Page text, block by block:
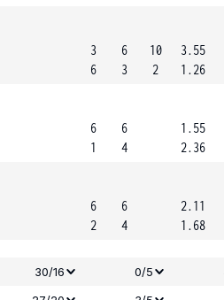
3
6
6
3
10
2
3.55
1.26
6
1
6
4
1.55
2.36
6
2
6
4
2.11
1.68
30/16 0/5